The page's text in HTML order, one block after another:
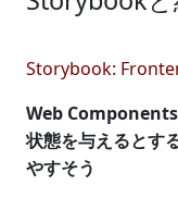
Storybook:
Web
状態を与えるとす
やすそう